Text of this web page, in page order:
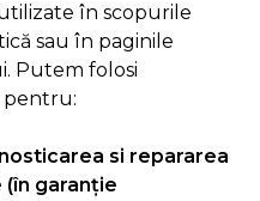
în scopurile
sau în paginile
Putem folosi
pentru:
si repararea
garanție